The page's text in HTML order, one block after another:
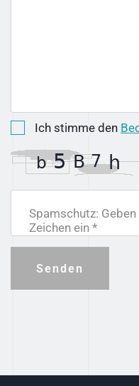
Ich stimme den
Spamschutz:
Zeichen ein *
Senden